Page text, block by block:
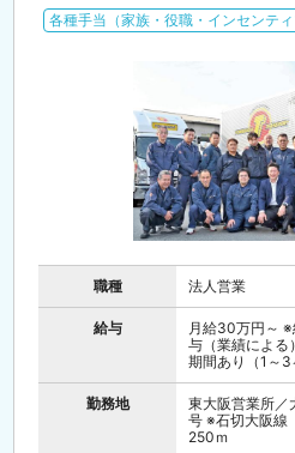
各種手当（家族・役職・インセンテ
職種 法人営業
給与
月給30万円～
与（業績による
期間あり（1～3
勤務地
東大阪営業所
号 ※石切大阪線
250ｍ